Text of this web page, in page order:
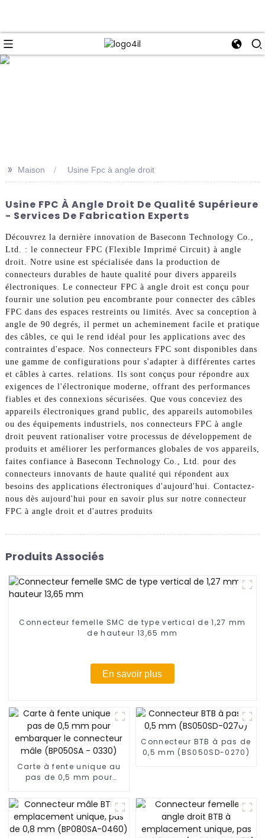
>> Maison Usine Fpc à angle droit
Usine FPC À Angle Droit De Qualité Supérieure
- Services De Fabrication Experts
Découvrez la dernière innovation de Baseconn Technology Co.,
Ltd. : le connecteur FPC (Flexible Imprimé Circuit) à angle
droit. Notre usine est spécialisée dans la production de
connecteurs durables de haute qualité pour divers appareils
électroniques. Le connecteur FPC à angle droit est conçu pour
fournir une solution peu encombrante pour connecter des câbles
FPC dans des espaces restreints ou limités. Avec sa conception à
angle de 90 degrés, il permet un acheminement facile et pratique
des câbles, ce qui le rend idéal pour les applications avec des
contraintes d'espace. Nos connecteurs FPC sont disponibles dans
une gamme de configurations pour s'adapter à différentes cartes
et câbles à cartes. relations. Ils sont conçus pour répondre aux
exigences de l'électronique moderne, offrant des performances
fiables et des connexions sécurisées. Que vous conceviez des
appareils électroniques grand public, des appareils automobiles
ou des équipements industriels, nos connecteurs FPC à angle
droit peuvent rationaliser votre processus de développement de
produits et améliorer les performances globales de vos appareils,
faites confiance à Baseconn Technology Co., Ltd. pour des
connecteurs innovants de haute qualité qui répondent aux
besoins des applications électroniques d'aujourd'hui. Contactez-
nous dès aujourd'hui pour en savoir plus sur notre connecteur
FPC à angle droit et d'autres produits
Produits Associés
Connecteur femelle SMC de type vertical de 1,27 mm
de hauteur 13,65 mm
En savoir plus
Carte à fente unique au
pas de 0,5 mm pour
mâle (BP050SA - 0330)
Connecteur BTB à pas de
0,5 mm (BS050SD-0270)